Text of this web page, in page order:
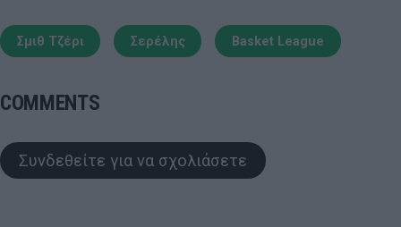
Σμιθ Τζέρι Σερέλης Basket League
COMMENTS
Συνδεθείτε για να σχολιάσετε